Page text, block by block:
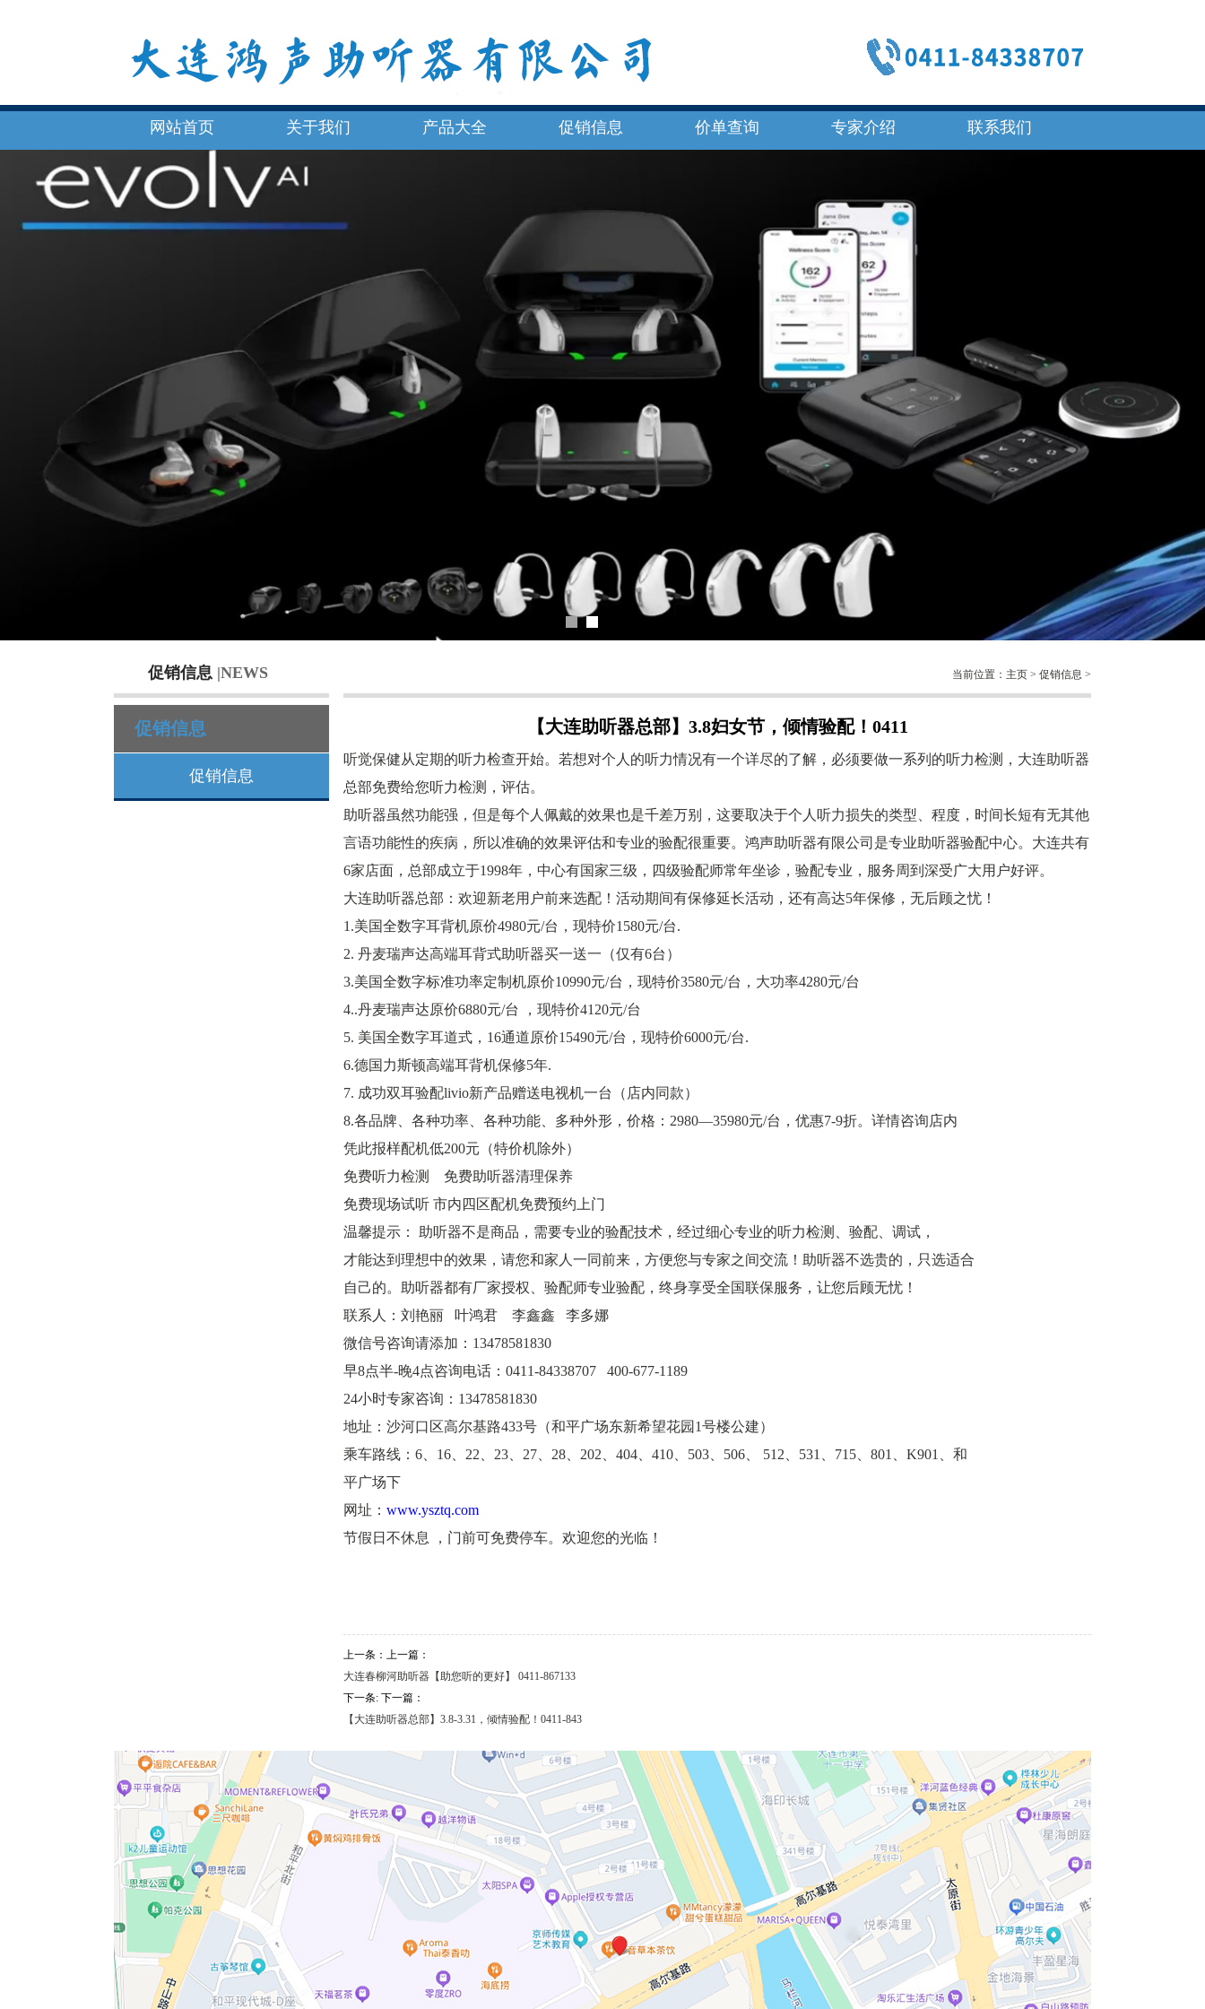
网站首页 关于我们 产品大全 促销信息 价单查询 专家介绍 联系我们
促销信息 |NEWS
促销信息
促销信息
当前位置： 主页 > 促销信息 >
【大连助听器总部】3.8妇女节，倾情验配！0411
听觉保健从定期的听力检查开始。若想对个人的听力情况有一个详尽的了解，必须要做一系列的听力检测，大连助听器
总部免费给您听力检测，评估。
助听器虽然功能强，但是每个人佩戴的效果也是千差万别，这要取决于个人听力损失的类型、程度，时间长短有无其他
言语功能性的疾病，所以准确的效果评估和专业的验配很重要。鸿声助听器有限公司是专业助听器验配中心。大连共有
6家店面，总部成立于1998年，中心有国家三级，四级验配师常年坐诊，验配专业，服务周到深受广大用户好评。
大连助听器总部：欢迎新老用户前来选配！活动期间有保修延长活动，还有高达5年保修，无后顾之忧！
1.美国全数字耳背机原价4980元/台，现特价1580元/台.
2. 丹麦瑞声达高端耳背式助听器买一送一（仅有6台）
3.美国全数字标准功率定制机原价10990元/台，现特价3580元/台，大功率4280元/台
4..丹麦瑞声达原价6880元/台 ，现特价4120元/台
5. 美国全数字耳道式，16通道原价15490元/台，现特价6000元/台.
6.德国力斯顿高端耳背机保修5年.
7. 成功双耳验配livio新产品赠送电视机一台（店内同款）
8.各品牌、各种功率、各种功能、多种外形，价格：2980—35980元/台，优惠7-9折。详情咨询店内
凭此报样配机低200元（特价机除外）
免费听力检测 免费助听器清理保养
免费现场试听 市内四区配机免费预约上门
温馨提示： 助听器不是商品，需要专业的验配技术，经过细心专业的听力检测、验配、调试，
才能达到理想中的效果，请您和家人一同前来，方便您与专家之间交流！助听器不选贵的，只选适合
自己的。助听器都有厂家授权、验配师专业验配，终身享受全国联保服务，让您后顾无忧！
联系人：刘艳丽 叶鸿君 李鑫鑫 李多娜
微信号咨询请添加：13478581830
早8点半-晚4点咨询电话：0411-84338707 400-677-1189
24小时专家咨询：13478581830
地址：沙河口区高尔基路433号（和平广场东新希望花园1号楼公建）
乘车路线：6、16、22、23、27、28、202、404、410、503、506、 512、531、715、801、K901、和
平广场下
网址： www.ysztq.com
节假日不休息 ，门前可免费停车。欢迎您的光临！
上一条：上一篇：
大连春柳河助听器【助您听的更好】 0411-867133
下一条: 下一篇：
【大连助听器总部】3.8-3.31，倾情验配！0411-843